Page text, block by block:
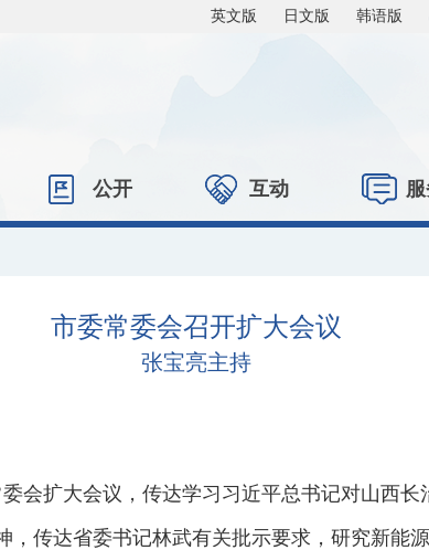
英文版 日文版 韩语版
公开 互动
市委常委会召开扩大会议
张宝亮主持
会扩大会议，传达学习习近平总书记对山西
传达省委书记林武有关批示要求，研究新能